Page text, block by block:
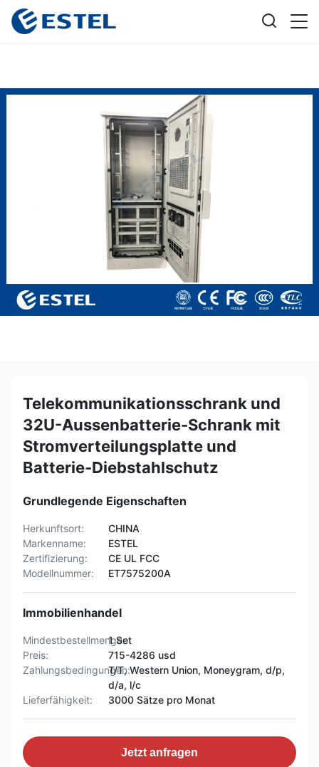
Telekommunikationsschrank und
32U-Aussenbatterie-Schrank mit
Stromverteilungsplatte und
Batterie-Diebstahlschutz
Grundlegende Eigenschaften
Herkunftsort:
CHINA
Markenname:
ESTEL
Zertifizierung:
CE UL FCC
Modellnummer:
ET7575200A
Immobilienhandel
Mindestbestellmenge:
1 Set
Preis:
715-4286 usd
Zahlungsbedingungen:T/T, Western Union, Moneygram, d/p,
d/a, l/c
Lieferfähigkeit:
3000 Sätze pro Monat
Jetzt anfragen